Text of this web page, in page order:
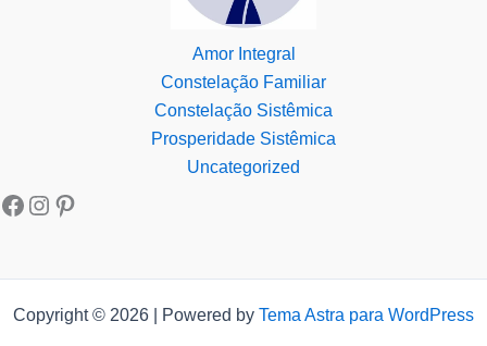
Amor Integral
Constelação Familiar
Constelação Sistêmica
Prosperidade Sistêmica
Uncategorized
Copyright © 2026 | Powered by Tema Astra para WordPress